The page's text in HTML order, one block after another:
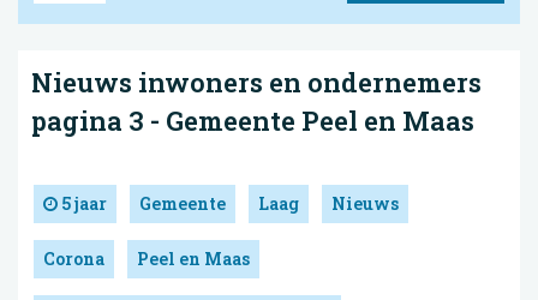
Nieuws inwoners en ondernemers
pagina 3 - Gemeente Peel en Maas
5 jaar Gemeente Laag Nieuws
Corona Peel en Maas